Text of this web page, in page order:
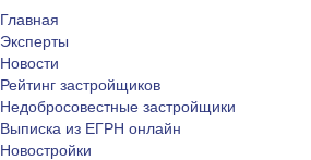
Главная
Эксперты
Новости
Рейтинг застройщиков
Недобросовестные застройщики
Выписка из ЕГРН онлайн
Новостройки